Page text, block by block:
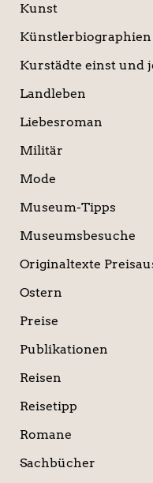
Kunst
Künstlerbiographien
Kurstädte einst und
Landleben
Liebesroman
Militär
Mode
Museum-Tipps
Museumsbesuche
Originaltexte
Ostern
Preise
Publikationen
Reisen
Reisetipp
Romane
Sachbücher